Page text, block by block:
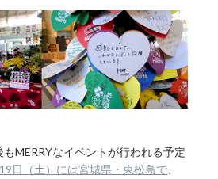
MERRYなイベントが行われる予定
日（土）には宮城県・東松島で